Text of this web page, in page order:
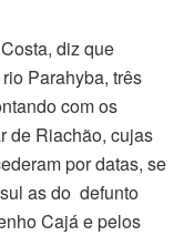
diz que
Parahyba, três
com os
de Riachão, cujas
por datas, se
as do defunto
Cajá e pelos